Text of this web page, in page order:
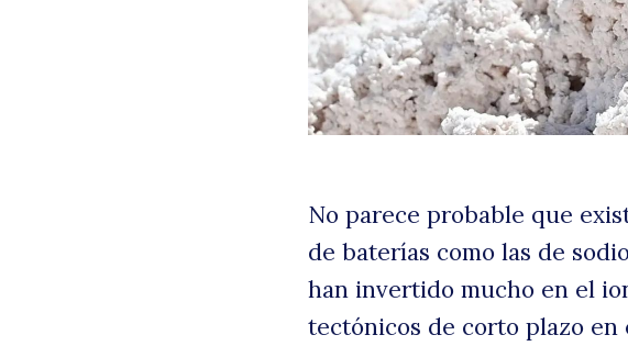
No parece probable que
de baterías como las de
han invertido mucho en el
tectónicos de corto plazo en